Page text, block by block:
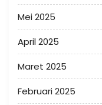
Mei 2025
April 2025
Maret 2025
Februari 2025